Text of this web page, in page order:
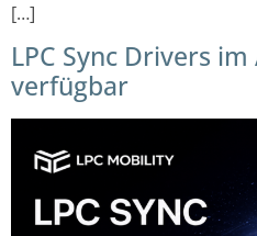
[…]
LPC Sync Drivers
verfügbar